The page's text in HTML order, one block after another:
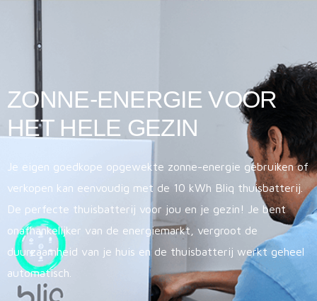
ZONNE-ENERGIE VOOR
HET HELE GEZIN
Je eigen goedkope opgewekte zonne-energie gebruiken of
verkopen kan eenvoudig met de 10 kWh Bliq thuisbatterij.
De perfecte thuisbatterij voor jou en je gezin! Je bent
onafhankelijker van de energiemarkt, vergroot de
duurzaamheid van je huis en de thuisbatterij werkt geheel
automatisch.